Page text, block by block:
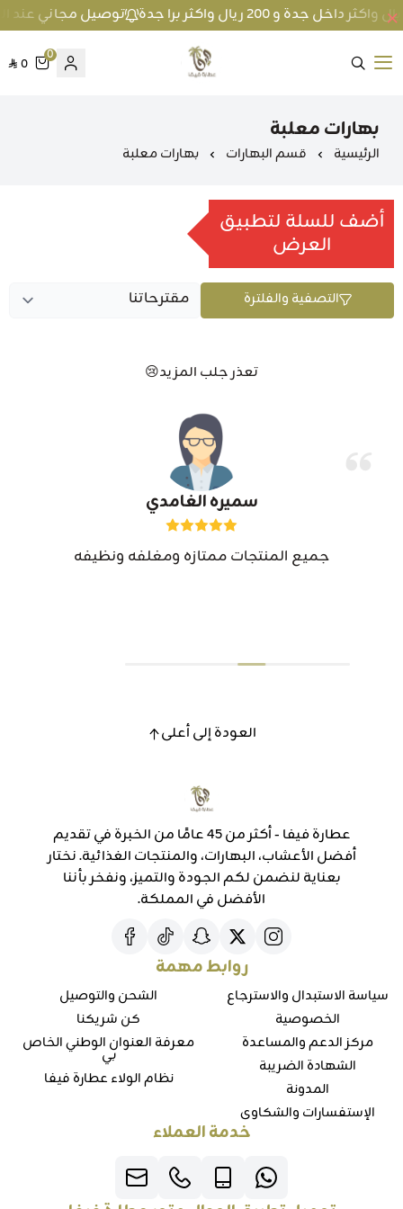
توصيل مجاني عند الطلب بمبلغ 100 ريال واكثر
متجر عطارة فيفا
0
0
بهارات معلبة
الرئيسية قسم البهارات بهارات معلبة
أضف للسلة لتطبيق
العرض
التصفية والفلترة
تعذر جلب المزيد😢
سميره الغامدي
جميع المنتجات ممتازه ومغلفه ونظيفه
العودة إلى أعلى
عطارة فيفا - أكثر من 45 عامًا من الخبرة في تقديم
أفضل الأعشاب، البهارات، والمنتجات الغذائية. نختار
بعناية لنضمن لكم الجودة والتميز، ونفخر بأننا
الأفضل في المملكة.
روابط مهمة
سياسة الاستبدال والاسترجاع
الخصوصية
مركز الدعم والمساعدة
الشهادة الضريبة
المدونة
الإستفسارات والشكاوي
الشحن والتوصيل
كن شريكنا
معرفة العنوان الوطني الخاص
بي
نظام الولاء عطارة فيفا
خدمة العملاء